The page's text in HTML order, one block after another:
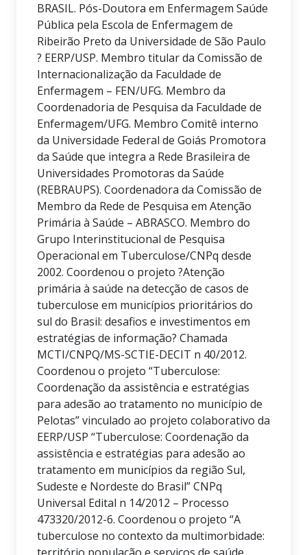
BRASIL. Pós-Doutora em Enfermagem Saúde
Pública pela Escola de Enfermagem de
Ribeirão Preto da Universidade de São Paulo
? EERP/USP. Membro titular da Comissão de
Internacionalização da Faculdade de
Enfermagem – FEN/UFG. Membro da
Coordenadoria de Pesquisa da Faculdade de
Enfermagem/UFG. Membro Comitê interno
da Universidade Federal de Goiás Promotora
da Saúde que integra a Rede Brasileira de
Universidades Promotoras da Saúde
(REBRAUPS). Coordenadora da Comissão de
Membro da Rede de Pesquisa em Atenção
Primária à Saúde – ABRASCO. Membro do
Grupo Interinstitucional de Pesquisa
Operacional em Tuberculose/CNPq desde
2002. Coordenou o projeto ?Atenção
primária à saúde na detecção de casos de
tuberculose em municípios prioritários do
sul do Brasil: desafios e investimentos em
estratégias de informação? Chamada
MCTI/CNPQ/MS-SCTIE-DECIT n 40/2012.
Coordenou o projeto “Tuberculose:
Coordenação da assistência e estratégias
para adesão ao tratamento no município de
Pelotas” vinculado ao projeto colaborativo da
EERP/USP “Tuberculose: Coordenação da
assistência e estratégias para adesão ao
tratamento em municípios da região Sul,
Sudeste e Nordeste do Brasil” CNPq
Universal Edital n 14/2012 – Processo
473320/2012-6. Coordenou o projeto “A
tuberculose no contexto da multimorbidade: